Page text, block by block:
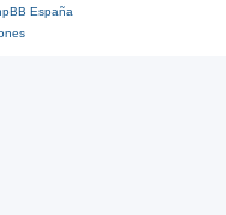
España